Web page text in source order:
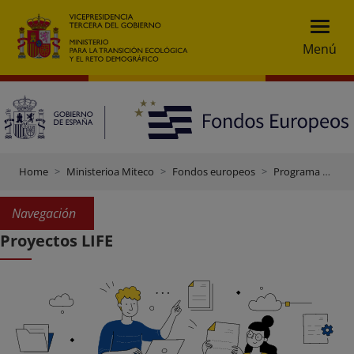
Menú
Home Ministerioa Miteco Fondos europeos Programa LIFE
Navegación
Proyectos LIFE